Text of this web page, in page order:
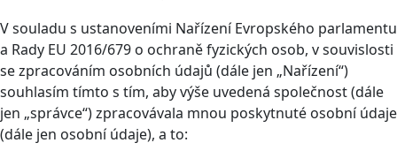
V souladu s ustanoveními Nařízení Evropského parlamentu
a Rady EU 2016/679 o ochraně fyzických osob, v souvislosti
se zpracováním osobních údajů (dále jen „Nařízení“)
souhlasím tímto s tím, aby výše uvedená společnost (dále
jen „správce“) zpracovávala mnou poskytnuté osobní údaje
(dále jen osobní údaje), a to: